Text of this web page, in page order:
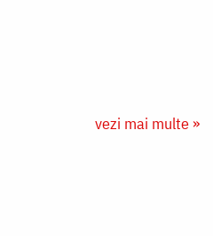
vezi mai multe »